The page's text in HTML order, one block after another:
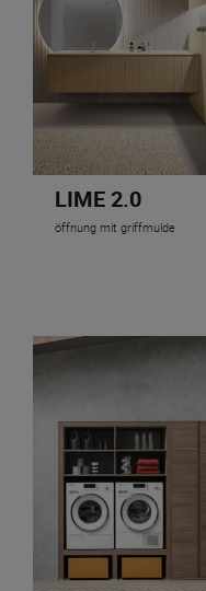
LIME 2.0
öffnung mit griffmulde